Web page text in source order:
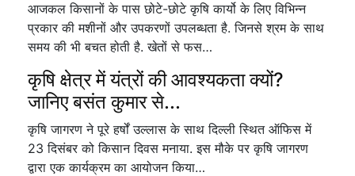
आजकल किसानों के पास छोटे-छोटे कृषि कार्यो के लिए विभिन्न
प्रकार की मशीनों और उपकरणों उपलब्धता है. जिनसे श्रम के साथ
समय की भी बचत होती है. खेतों से फस…
कृषि क्षेत्र में यंत्रों की आवश्यकता क्यों?
जानिए बसंत कुमार से...
कृषि जागरण ने पूरे हर्षों उल्लास के साथ दिल्ली स्थित ऑफिस में
23 दिसंबर को किसान दिवस मनाया. इस मौके पर कृषि जागरण
द्वारा एक कार्यक्रम का आयोजन किया…